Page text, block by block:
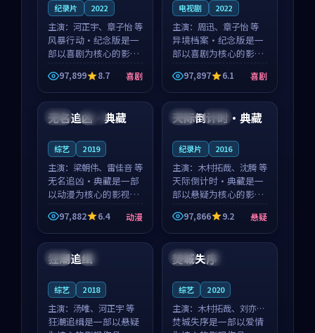
纪录片 2022
主演： 河正宇、章子怡 等
风暴行动·纪念版是一
部以喜剧为核心的影视
作品，围绕危机、反转
与人物成长展开，整体
节奏紧凑，值得推荐观
看。
97,899 8.7 喜剧
电视剧 2022
主演： 周迅、章子怡 等
异境档案·纪念版是一
部以喜剧为核心的影视
作品，围绕危机、反转
与人物成长展开，整体
节奏紧凑，值得推荐观
看。
97,897 6.1 喜剧
中国 完结
无名追凶·典藏
综艺 2019
主演： 梁朝伟、雷佳音 等
无名追凶·典藏是一部
以动漫为核心的影视作
品，围绕危机、反转与
人物成长展开，整体节
奏紧凑，值得推荐观
97,882 6.4 动漫
日本 完结
天际倒计时·典藏
纪录片 2016
主演： 木村拓哉、沈腾 等
天际倒计时·典藏是一
部以悬疑为核心的影视
作品，围绕危机、反转
与人物成长展开，整体
节奏紧凑，值得推荐观
看。
97,866 9.2 悬疑
法国 完结
狂潮追缉
综艺 2018
主演： 汤唯、河正宇 等
狂潮追缉是一部以悬疑
英国 杜比
焚城失序
综艺 2020
主演： 木村拓哉、刘亦菲
等
焚城失序是一部以爱情